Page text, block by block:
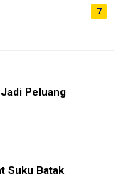
7
Peluang
Suku Batak